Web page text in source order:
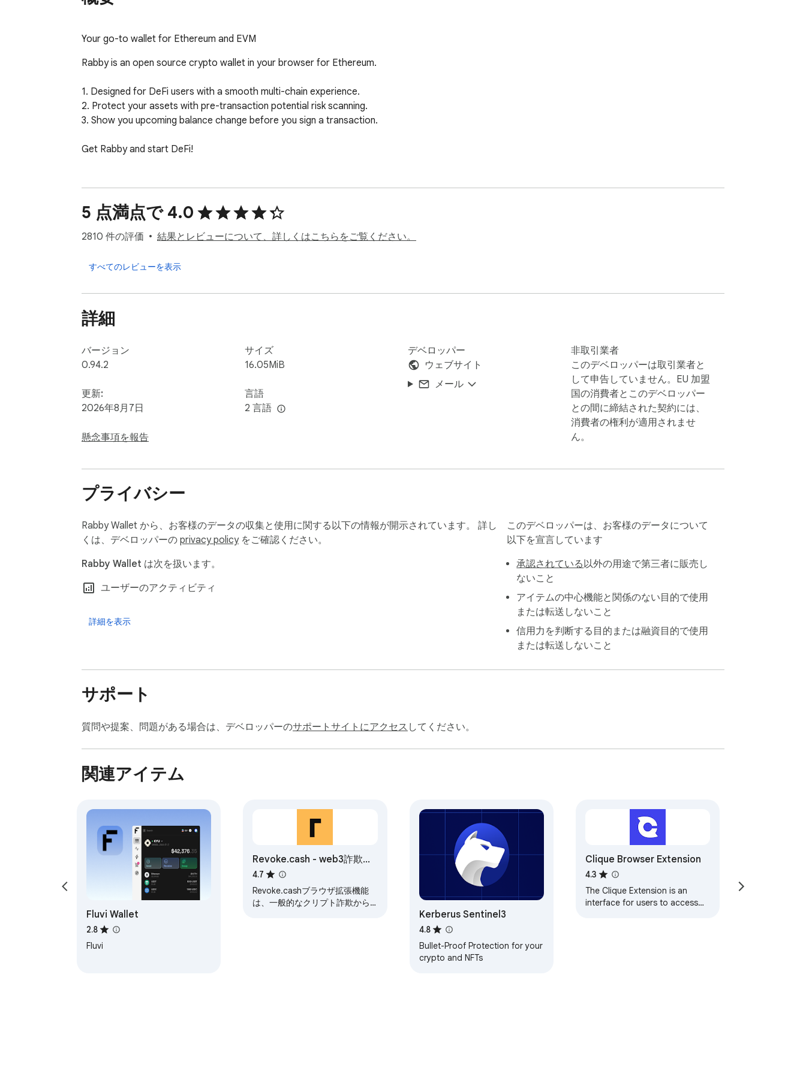
Your go-to wallet for Ethereum and EVM
Rabby is an open source crypto wallet in your browser for Ethereum.
1. Designed for DeFi users with a smooth multi-chain experience.
2. Protect your assets with pre-transaction potential risk scanning.
3. Show you upcoming balance change before you sign a transaction.
Get Rabby and start DeFi!
5 点満点で 4.0
2810 件の評価 結果とレビューについて、詳しくはこちらをご覧ください。
すべてのレビューを表示
詳細
バージョン
0.94.2
更新:
2026年8月7日
懸念事項を報告
サイズ
16.05MiB
言語
2 言語
デベロッパー
ウェブサイト
メール
非取引業者
このデベロッパーは取引業者と
して申告していません。EU 加盟
国の消費者とこのデベロッパー
との間に締結された契約には、
消費者の権利が適用されませ
ん。
プライバシー
Rabby Wallet から、お客様のデータの収集と使用に関する以下の情報が開示されています。 詳し
くは、デベロッパーの privacy policyをご確認ください。
Rabby Wallet は次を扱います。
ユーザーのアクティビティ
詳細を表示
このデベロッパーは、お客様のデータについて
以下を宣言しています
承認されている以外の用途で第三者に販売し
ないこと
アイテムの中心機能と関係のない目的で使用
または転送しないこと
信用力を判断する目的または融資目的で使用
または転送しないこと
サポート
質問や提案、問題がある場合は、デベロッパーのサポートサイトにアクセス してください。
関連アイテム
Fluvi Wallet
2.8
Fluvi
Revoke.cash - web3詐欺防
止
4.7
Revoke.cashブラウザ拡張機能
は、一般的なクリプト詐欺から
Kerberus Sentinel3
4.8
Bullet-Proof Protection for your
crypto and NFTs
Clique Browser Extension
4.3
The Clique Extension is an
interface for users to access